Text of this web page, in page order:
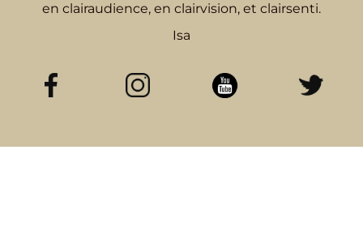
en clairaudience, en clairvision, et clairsenti.
Isa